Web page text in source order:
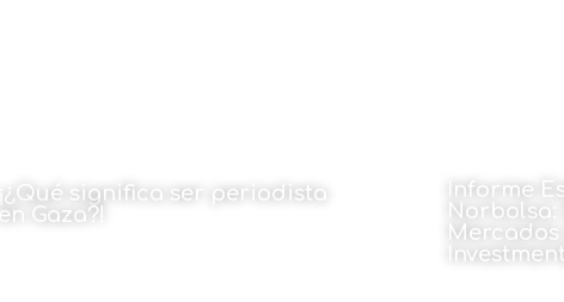
¡¿Qué significa ser periodista
en Gaza?!
Informe
Mercados